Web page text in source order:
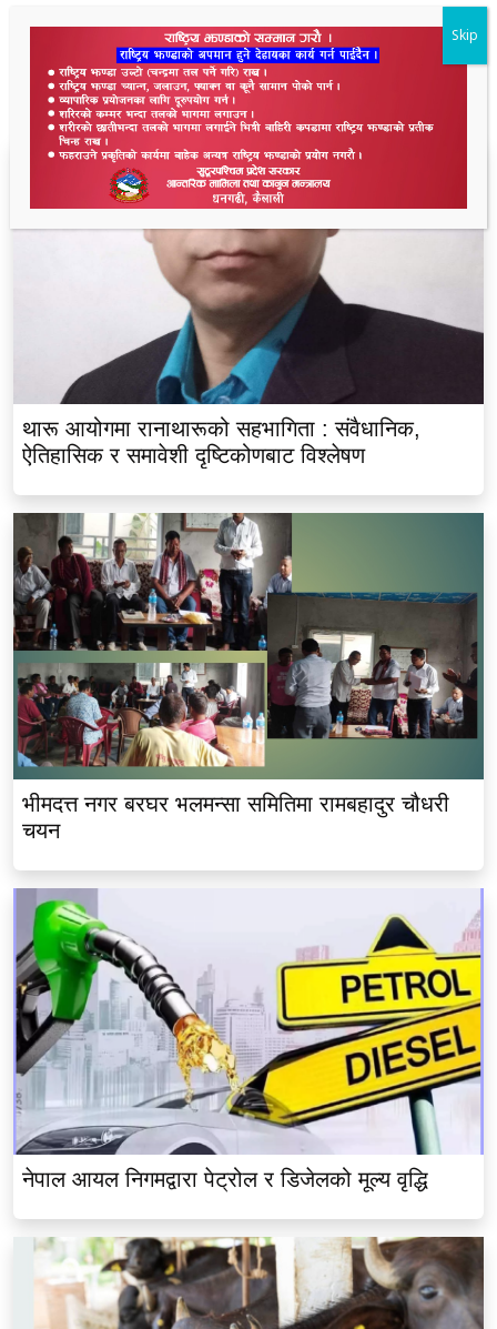
ताजा समाचार
थारू आयोगमा रानाथारूको सहभागिता : संवैधानिक,
ऐतिहासिक र समावेशी दृष्टिकोणबाट विश्लेषण
भीमदत्त नगर बरघर भलमन्सा समितिमा रामबहादुर चौधरी
चयन
नेपाल आयल निगमद्वारा पेट्रोल र डिजेलको मूल्य वृद्धि
Skip